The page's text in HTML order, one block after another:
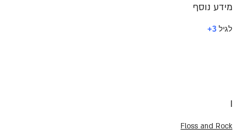
מידע נוסף
לגיל 3+
I
Floss and Rock